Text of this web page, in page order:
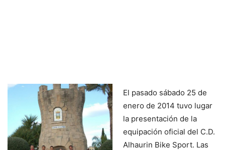
El pasado sábado 25 de
enero de 2014 tuvo lugar
la presentación de la
equipación oficial del C.D.
Alhaurin Bike Sport. Las